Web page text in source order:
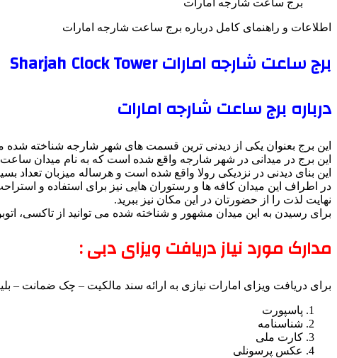
اطلاعات و راهنمای کامل درباره برج ساعت شارجه امارات
برج ساعت شارجه امارات Sharjah Clock Tower
درباره برج ساعت شارجه امارات
این برج بعنوان یکی از دیدنی ترین قسمت های شهر شارجه شناخته
این برج در میدانی در شهر شارجه واقع شده است که به نام میدان
این بنای دیدنی در نزدیکی رولا واقع شده است و هرساله میزبان
در اطراف این میدان کافه ها و رستوران هایی نیز برای استفاده و
نهایت لذت را از حضورتان در این مکان نیز ببرید.
برای رسیدن به این میدان مشهور و شناخته شده می توانید از تاکسی،
مدارک مورد نیاز دریافت ویزای دبی :
برای دریافت ویزای امارات نیازی به ارائه سند مالکیت – چک ضمانت –
پاسپورت
شناسنامه
کارت ملی
عکس پرسونلی